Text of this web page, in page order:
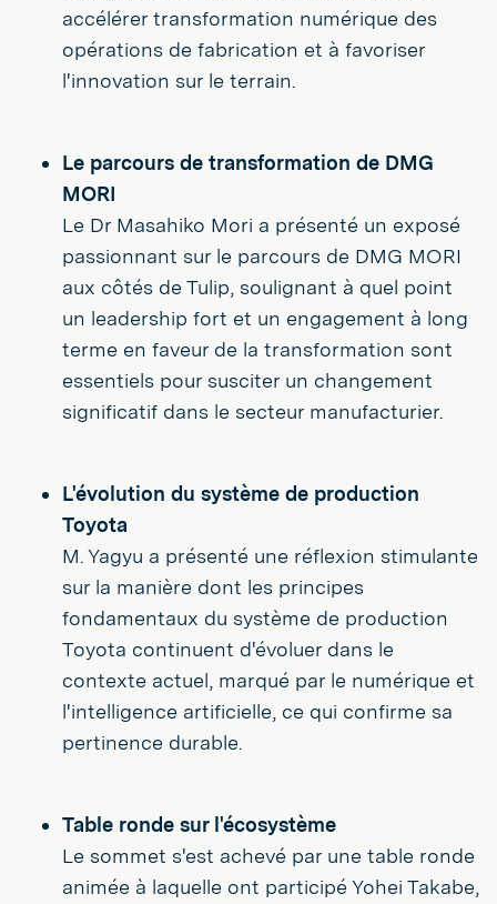
accélérer transformation numérique des
opérations de fabrication et à favoriser
l'innovation sur le terrain.
Le parcours de transformation de DMG
MORI
Le Dr Masahiko Mori a présenté un exposé
passionnant sur le parcours de DMG MORI
aux côtés de Tulip, soulignant à quel point
un leadership fort et un engagement à long
terme en faveur de la transformation sont
essentiels pour susciter un changement
significatif dans le secteur manufacturier.
L'évolution du système de production
Toyota
M. Yagyu a présenté une réflexion stimulante
sur la manière dont les principes
fondamentaux du système de production
Toyota continuent d'évoluer dans le
contexte actuel, marqué par le numérique et
l'intelligence artificielle, ce qui confirme sa
pertinence durable.
Table ronde sur l'écosystème
Le sommet s'est achevé par une table ronde
animée à laquelle ont participé Yohei Takabe,